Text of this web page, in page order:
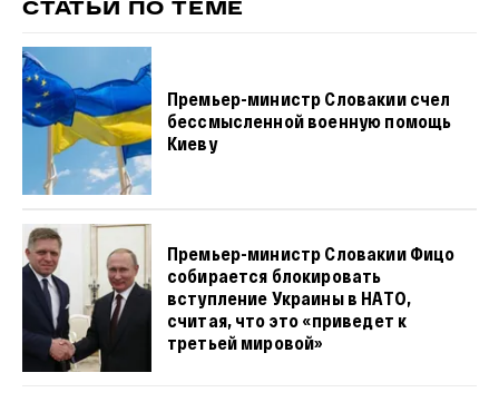
СТАТЬИ ПО ТЕМЕ
Премьер-министр Словакии счел
бессмысленной военную помощь
Киеву
Премьер-министр Словакии Фицо
собирается блокировать
вступление Украины в НАТО,
считая, что это «приведет к
третьей мировой»